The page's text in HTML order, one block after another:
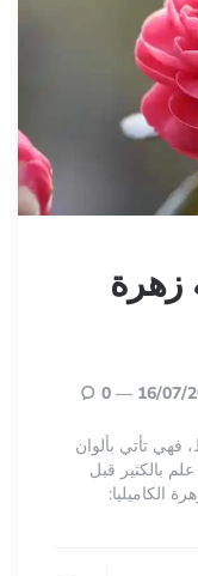
زهرة
16/07/
0
فهي تأتي بألوان
بالكثير قبل
الكاميليا: